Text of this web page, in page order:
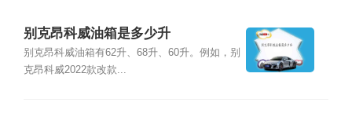
别克昂科威油箱是多少升
别克昂科威油箱有62升、68升、60升。例如，别
克昂科威2022款改款...